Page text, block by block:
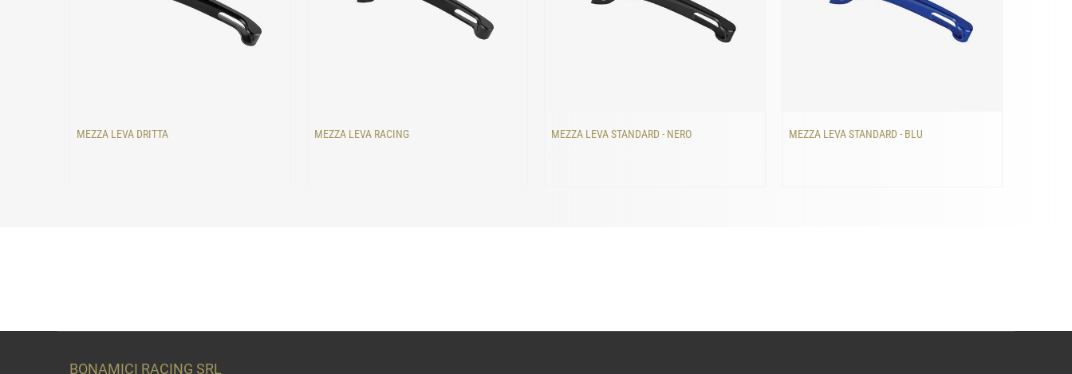
MEZZA LEVA DRITTA MEZZA LEVA RACING MEZZA LEVA STANDARD - NERO MEZZA LEVA STANDARD - BLU
BONAMICI RACING SRL